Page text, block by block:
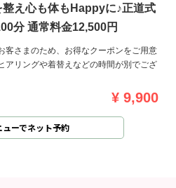
整え心も体もHappyに♪正道式
分 通常料金12,500円
客さまのため、お得なクーポンをご用意
リングや着替えなどの時間が別でござ
¥ 9,900
ューでネット予約